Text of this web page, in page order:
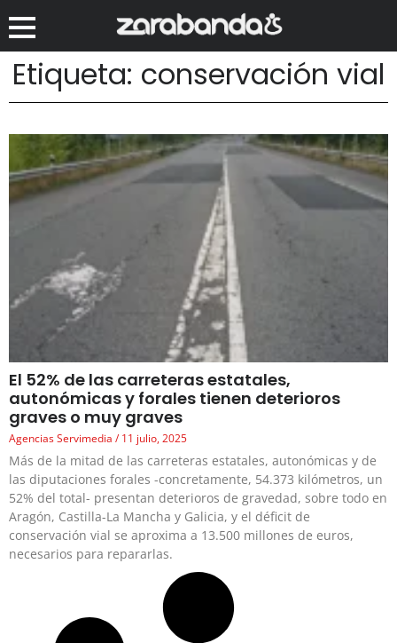
Etiqueta: conservación vial
El 52% de las carreteras estatales,
autonómicas y forales tienen deterioros
graves o muy graves
Agencias Servimedia 11 julio, 2025
Más de la mitad de las carreteras estatales, autonómicas y de
las diputaciones forales -concretamente, 54.373 kilómetros, un
52% del total- presentan deterioros de gravedad, sobre todo en
Aragón, Castilla-La Mancha y Galicia, y el déficit de
conservación vial se aproxima a 13.500 millones de euros,
necesarios para repararlas.